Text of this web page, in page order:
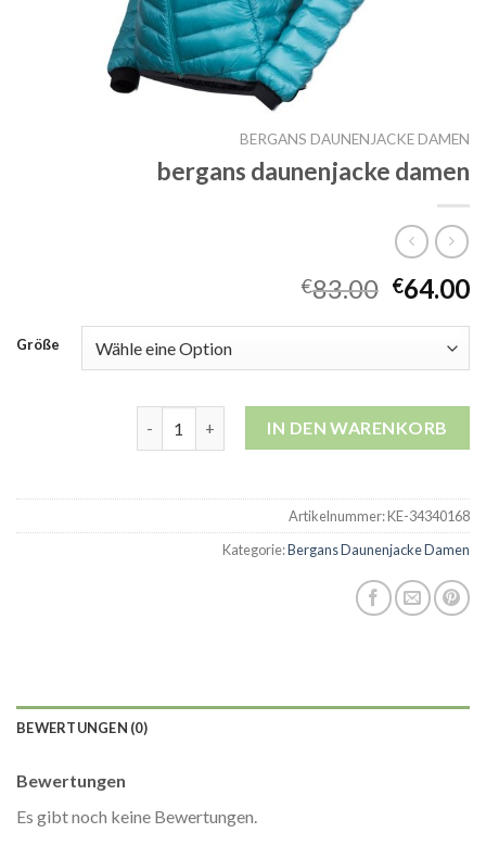
BERGANS DAUNENJACKE DAMEN
bergans daunenjacke damen
€83.00 €64.00
Größe
bergans daunenjacke damen Menge
IN DEN WARENKORB
Artikelnummer:KE-34340168
Kategorie:Bergans Daunenjacke Damen
BEWERTUNGEN (0)
Bewertungen
Es gibt noch keine Bewertungen.